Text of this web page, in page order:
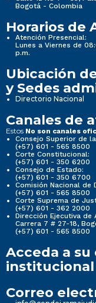
Bogotá - Colombia
Horarios de
Atención Presencial:
Lunes a Viernes de
p.m.
Ubicación
y Sedes
Directorio Nacional
Canales de
Estos No son canales
Consejo Superior de
(+57) 601 - 565 8500
Corte Constitucional:
(+57) 601 - 350 6200
Consejo de Estado:
(+57) 601 - 350 6700
Comisión Nacional de
(+57) 601 - 565 8500
Corte Suprema de
(+57) 601 - 362 2000
Dirección Ejecutiva de
Carrera 7 # 27-18,
(+57) 601 - 565 8500
Acceda a
institucional
Correo